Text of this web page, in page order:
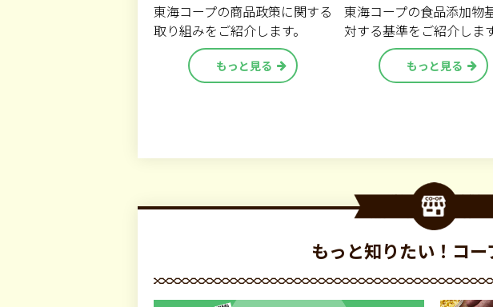
東海コープの商品政策に関する
取り組みをご紹介します。
もっと見る
東海コープの食品添加物
対する基準をご紹介します
もっと見る
もっと知りたい！コー